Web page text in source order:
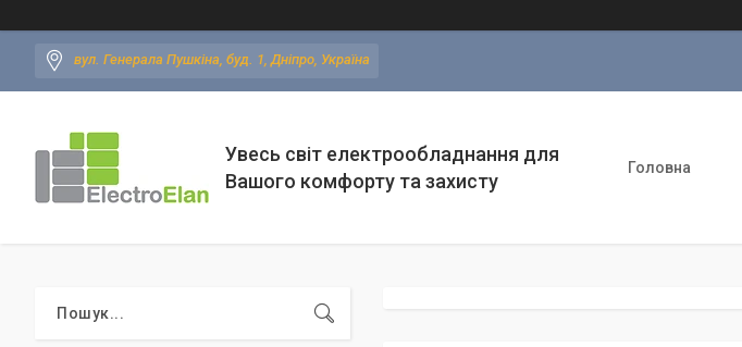
вул. Генерала Пушкіна, буд. 1, Дніпро, Україна
Увесь світ електрообладнання для
Вашого комфорту та захисту
Головна